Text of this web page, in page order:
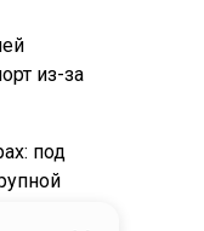
из-за
под